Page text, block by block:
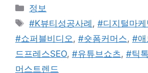
카
테
리
정보
태
그
#K뷰티성공사례 ,#디지털마케
#쇼퍼블비디오 , #숏폼커머스, #애
드프레스SEO, #유튜브쇼츠, #틱
머스트렌드